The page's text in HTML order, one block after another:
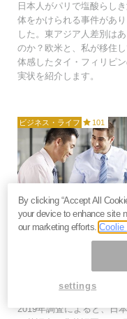
日本人がパリで塩酸らし
体をかけられる事件があり
した。東アジア人差別は
のか？欧米と、私が移住
体感したタイ・フィリピ
実状を紹介します。
ビジネス・ライフ 101
なぜ日本人の英語力
ジア最低クラスなの
世界100カ国中53位
国際語学教育機関「EFエデ
ケーション・ファースト」
2019年調査によると、日
By clicking “Accept All
your device to enhance site
our marketing efforts.
settings